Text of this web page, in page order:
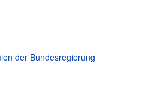
der Bundesregierung